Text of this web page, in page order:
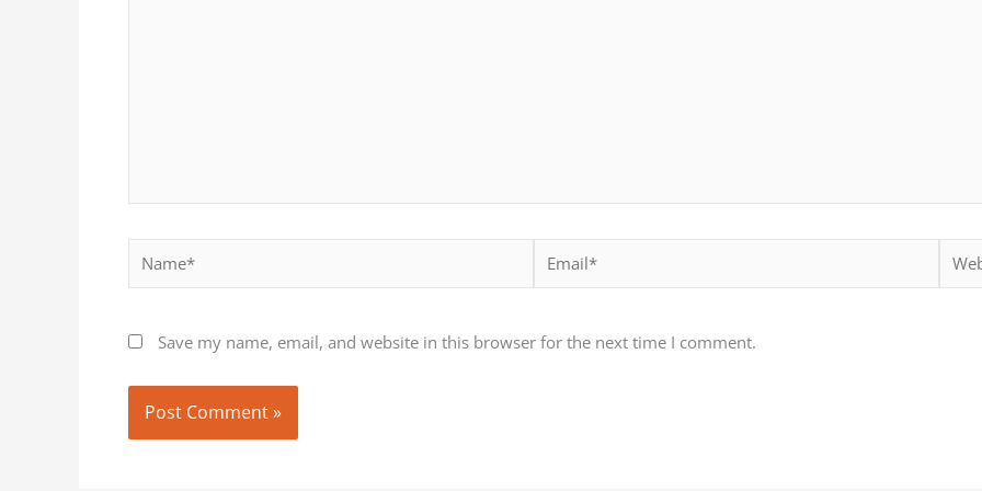
Name* Email*
Save my name, email, and website in this browser for the next time I comment.